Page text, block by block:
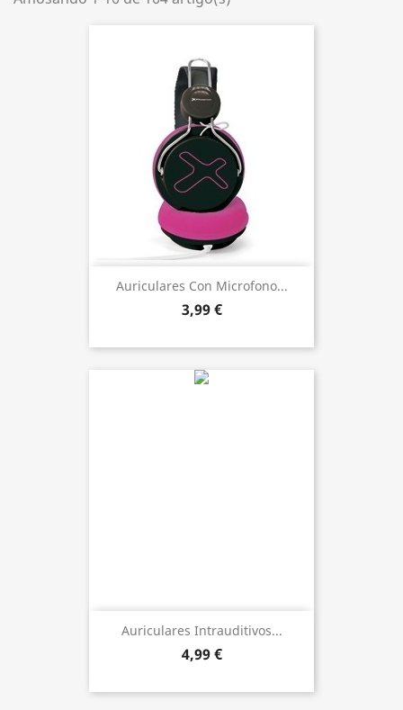
Auriculares Con Microfono...
3,99 €
Auriculares Intrauditivos...
4,99 €